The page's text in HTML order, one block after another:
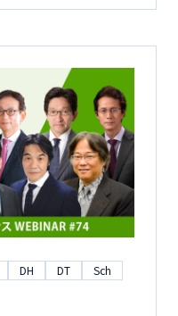
DH DT
Sch